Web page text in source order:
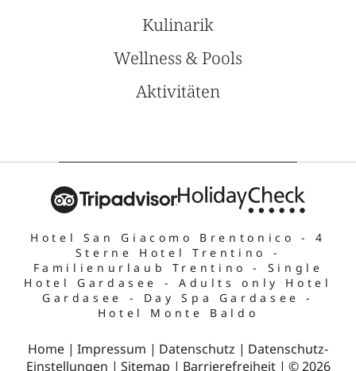
Kulinarik
Wellness & Pools
Aktivitäten
Hotel San Giacomo Brentonico-4
Sterne Hotel Trentino -
Familienurlaub Trentino- Single
Hotel Gardasee - Adults only Hotel
Gardasee - Day Spa Gardasee-
Hotel Monte Baldo
Home | Impressum | Datenschutz | Datenschutz-
Einstellungen | Sitemap | Barrierefreiheit | © 2026